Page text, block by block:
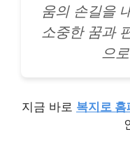
움의 손길을
소중한 꿈과
으
지금 바로 복지로 홈